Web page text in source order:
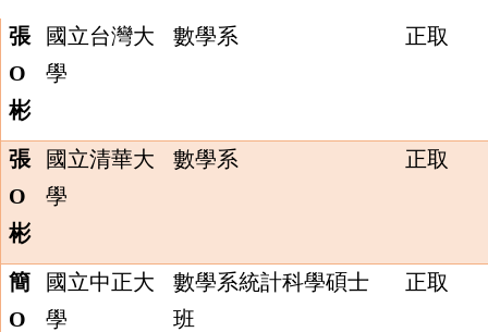
張
O
彬
國立台灣大
學
數學系 正取
張
O
彬
國立清華大
學
數學系 正取
簡
O
國立中正大
學
數學系統計科學碩士
班
正取